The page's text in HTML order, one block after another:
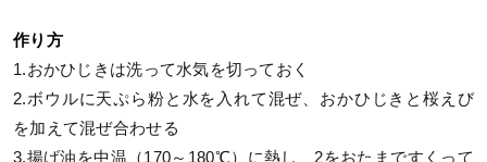
作り方
1.おかひじきは洗って水気を切っておく
2.ボウルに天ぷら粉と水を入れて混ぜ、おかひじきと桜えび
を加えて混ぜ合わせる
3.揚げ油を中温（170～180℃）に熱し、2をおたまですくって